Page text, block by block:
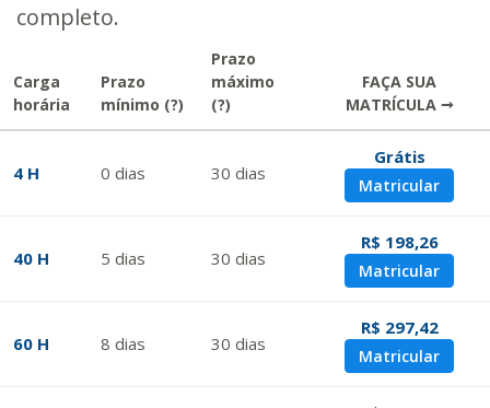
completo.
Carga
horária
Prazo
mínimo (?)
Prazo
máximo
(?)
FAÇA SUA
MATRÍCULA →
4 H 0 dias 30 dias
Grátis
Matricular
40 H 5 dias 30 dias
R$ 198,26
Matricular
60 H 8 dias 30 dias
R$ 297,42
Matricular